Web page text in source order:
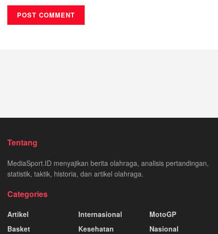
Tentang
MediaSport.ID menyajikan berita olahraga, analisis pertandingan,
statistik, taktik, historia, dan artikel olahraga.
Categories
Artikel
Basket
Internasional
Kesehatan
MotoGP
Nasional